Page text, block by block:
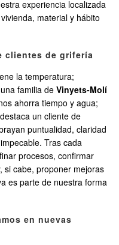
experiencia localizada
material y hábito
clientes de grifería
la temperatura;
familia de Vinyets-Molí
ahorra tiempo y agua;
un cliente de
puntualidad, claridad
Tras cada
procesos, confirmar
si cabe, proponer mejoras
es parte de nuestra forma
en nuevas